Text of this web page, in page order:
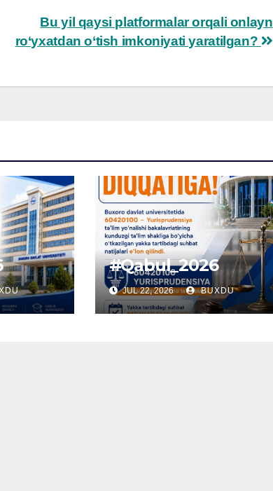
Bu yil qaysi platformalar orqali onlayn
ro‘yxatdan o‘tish imkoniyati yaratilgan?
#Qabul_2026
JUL 22, 2026 BUXDU